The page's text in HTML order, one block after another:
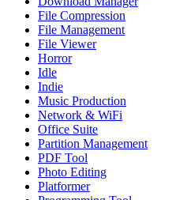
File Compression
File Management
File Viewer
Horror
Idle
Indie
Music Production
Network & WiFi
Office Suite
Partition Management
PDF Tool
Photo Editing
Platformer